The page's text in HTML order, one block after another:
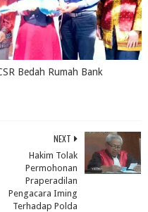
Bedah Rumah Bank
NEXT
Hakim Tolak
Permohonan
Praperadilan
Pengacara Iming
Terhadap Polda